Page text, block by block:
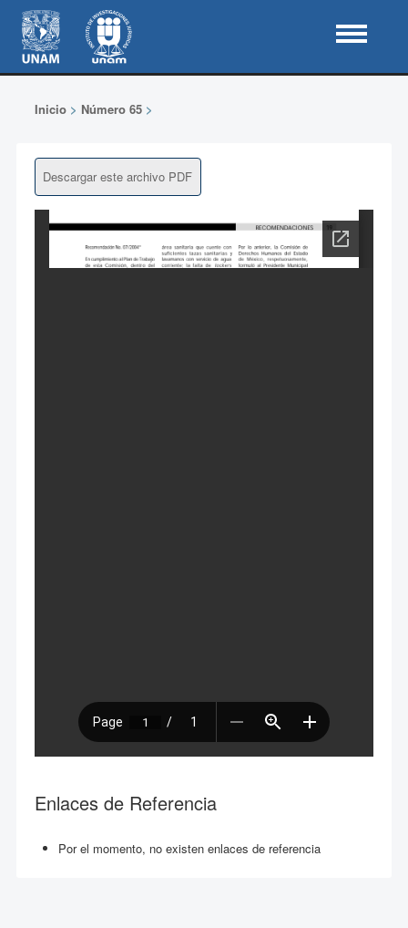
Inicio> Número 65>
Descargar este archivo PDF
Enlaces de Referencia
Por el momento, no existen enlaces de referencia